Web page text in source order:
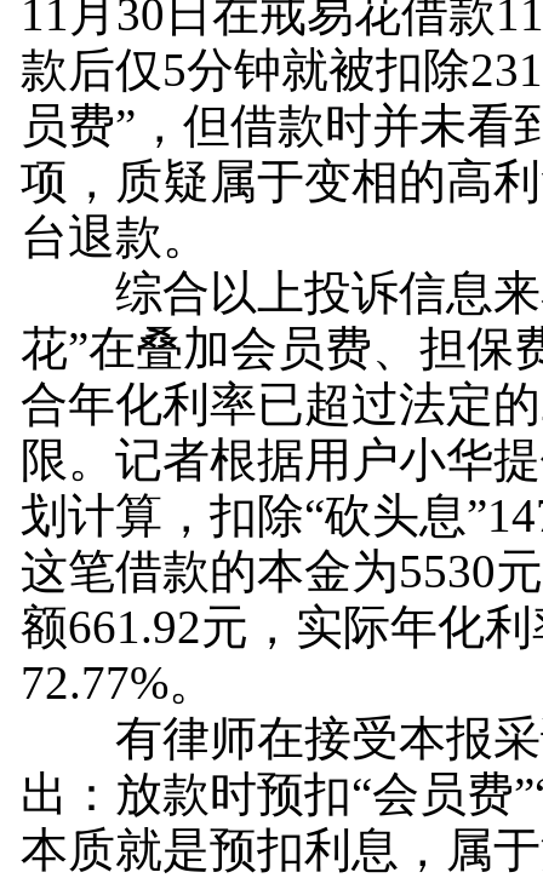
11月30日在戒易花借款
款后仅5分钟就被扣除
员费”，但借款时并未看
项，质疑属于变相的高
台退款。
综合以上投诉信息来
花”在叠加会员费、担保
合年化利率已超过法定
限。记者根据用户小华
划计算，扣除“砍头息
这笔借款的本金为5530
额661.92元，实际年化
72.77%。
有律师在接受本报采
出：放款时预扣“会员费
本质就是预扣利息，属